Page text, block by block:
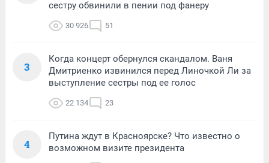
сестру обвинили в пении под фанеру
30 926 51
3
Когда концерт обернулся скандалом. Ваня
Дмитриенко извинился перед Линочкой Ли за
выступление сестры под ее голос
22 134 23
4
Путина ждут в Красноярске? Что известно о
возможном визите президента